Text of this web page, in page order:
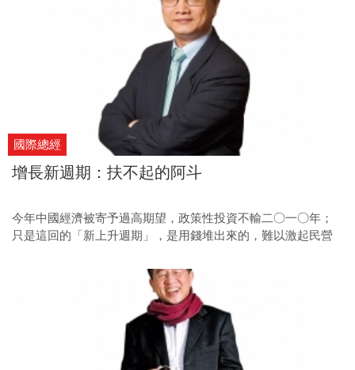
國際總經
增長新週期：扶不起的阿斗
今年中國經濟被寄予過高期望，政策性投資不輸二○一○年；
只是這回的「新上升週期」，是用錢堆出來的，難以激起民營